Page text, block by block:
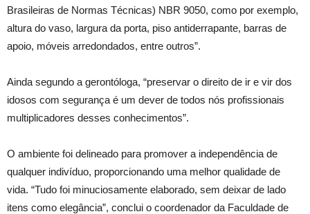
Brasileiras de Normas Técnicas) NBR 9050, como por exemplo,
altura do vaso, largura da porta, piso antiderrapante, barras de
apoio, móveis arredondados, entre outros”.
Ainda segundo a gerontóloga, “preservar o direito de ir e vir dos
idosos com segurança é um dever de todos nós profissionais
multiplicadores desses conhecimentos”.
O ambiente foi delineado para promover a independência de
qualquer indivíduo, proporcionando uma melhor qualidade de
vida. “Tudo foi minuciosamente elaborado, sem deixar de lado
itens como elegância”, conclui o coordenador da Faculdade de